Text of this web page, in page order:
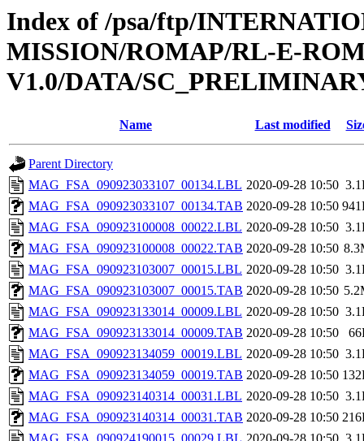
Index of /psa/ftp/
MISSION/ROMAP/RL-E-
V1.0/DATA/
Name Last modified
Parent Directory
MAG_FSA_090923033107_00134.LBL 2020-09-28 10:50
MAG_FSA_090923033107_00134.TAB 2020-09-28 10:50
MAG_FSA_090923100008_00022.LBL 2020-09-28 10:50
MAG_FSA_090923100008_00022.TAB 2020-09-28 10:50
MAG_FSA_090923103007_00015.LBL 2020-09-28 10:50
MAG_FSA_090923103007_00015.TAB 2020-09-28 10:50
MAG_FSA_090923133014_00009.LBL 2020-09-28 10:50
MAG_FSA_090923133014_00009.TAB 2020-09-28 10:50
MAG_FSA_090923134059_00019.LBL 2020-09-28 10:50
MAG_FSA_090923134059_00019.TAB 2020-09-28 10:50
MAG_FSA_090923140314_00031.LBL 2020-09-28 10:50
MAG_FSA_090923140314_00031.TAB 2020-09-28 10:50